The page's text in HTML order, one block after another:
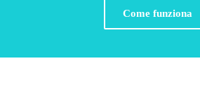
Come funziona